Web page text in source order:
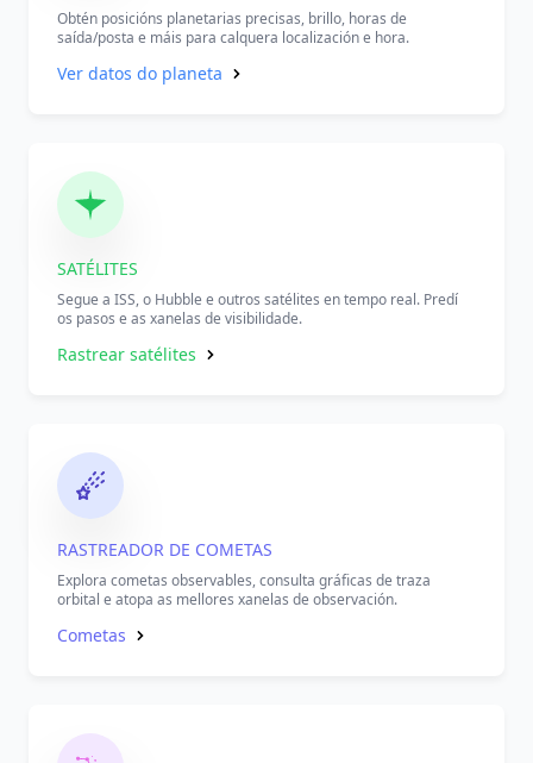
Obtén posicións planetarias precisas, brillo, horas de
saída/posta e máis para calquera localización e hora.
Ver datos do planeta
SATÉLITES
Segue a ISS, o Hubble e outros satélites en tempo real. Predí
os pasos e as xanelas de visibilidade.
Rastrear satélites
RASTREADOR DE COMETAS
Explora cometas observables, consulta gráficas de traza
orbital e atopa as mellores xanelas de observación.
Cometas